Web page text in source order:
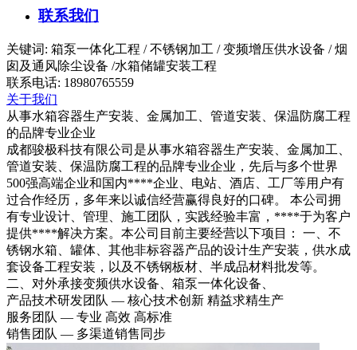
联系我们
关键词: 箱泵一体化工程 / 不锈钢加工 / 变频增压供水设备 / 烟
囱及通风除尘设备 /水箱储罐安装工程
联系电话: 18980765559
关于我们
从事水箱容器生产安装、金属加工、管道安装、保温防腐工程
的品牌专业企业
成都骏极科技有限公司是从事水箱容器生产安装、金属加工、
管道安装、保温防腐工程的品牌专业企业，先后与多个世界
500强高端企业和国内****企业、电站、酒店、工厂等用户有
过合作经历，多年来以诚信经营赢得良好的口碑。 本公司拥
有专业设计、管理、施工团队，实践经验丰富，****于为客户
提供****解决方案。本公司目前主要经营以下项目： 一、不
锈钢水箱、罐体、其他非标容器产品的设计生产安装，供水成
套设备工程安装，以及不锈钢板材、半成品材料批发等。
二、对外承接变频供水设备、箱泵一体化设备、
产品技术研发团队 — 核心技术创新 精益求精生产
服务团队 — 专业 高效 高标准
销售团队 — 多渠道销售同步